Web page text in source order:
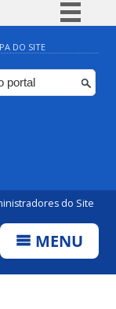
BR
DO SITE
do Site
MENU